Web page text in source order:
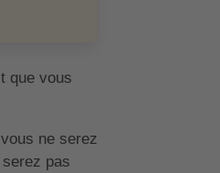
que vous
ne serez
pas